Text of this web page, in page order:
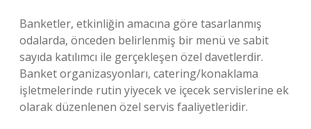
Banketler, etkinliğin amacına göre tasarlanmış
odalarda, önceden belirlenmiş bir menü ve sabit
sayıda katılımcı ile gerçekleşen özel davetlerdir.
Banket organizasyonları, catering/konaklama
işletmelerinde rutin yiyecek ve içecek servislerine ek
olarak düzenlenen özel servis faaliyetleridir.